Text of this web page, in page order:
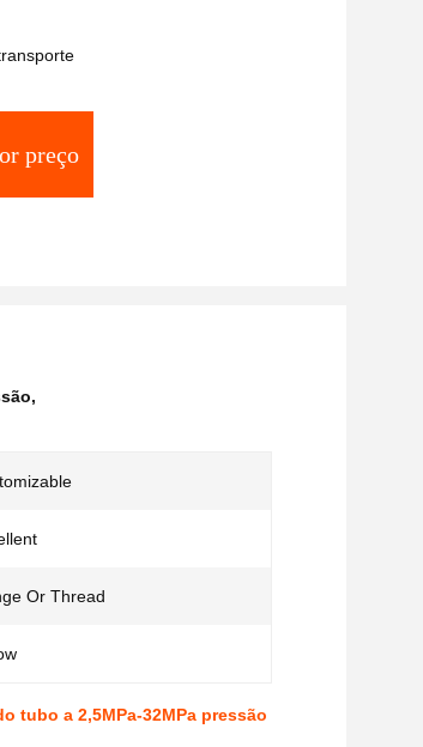
preço
,
Or Thread
tubo a 2,5MPa-32MPa pressão